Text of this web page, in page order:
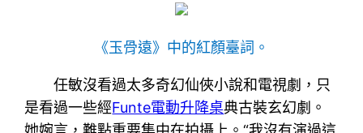
《玉骨遠》中的紅顏臺詞。
任敏沒看過太多奇幻仙俠小說和電視劇，只
是看過一些經Funte電動升降桌典古裝玄幻劇。